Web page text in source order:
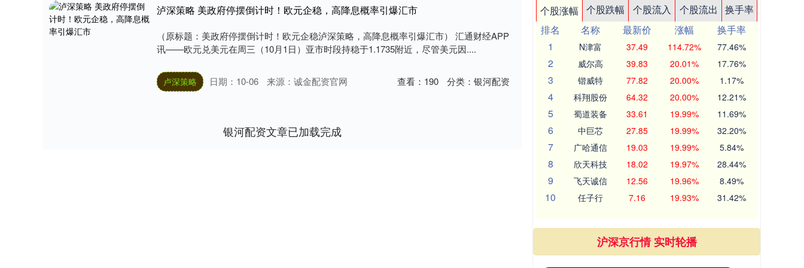
泸深策略 美政府停摆倒计时！欧元企稳，高降息概率引爆汇市
（原标题：美政府停摆倒计时！欧元企稳泸深策略，高降息概率引爆汇市） 汇通财经APP
讯——欧元兑美元在周三（10月1日）亚市时段持稳于1.1735附近，尽管美元因....
卢深策略 日期：10-06 来源：诚金配资官网 查看： 190 分类： 银河配资
银河配资文章已加载完成
个股涨幅 个股跌幅 个股流入 个股流出
换手率
排名
名称 最新价 涨幅
换手率
1
N津富 37.49 114.72% 77.46%
2 威尔高 39.83 20.01% 17.76%
3 锴威特 77.82 20.00% 1.17%
4 科翔股份 64.32 20.00% 12.21%
5 蜀道装备 33.61 19.99% 11.69%
6 中巨芯 27.85 19.99% 32.20%
7 广哈通信 19.03 19.99% 5.84%
8 欣天科技 18.02 19.97% 28.44%
9 飞天诚信 12.56 19.96% 8.49%
10 任子行 7.16 19.93% 31.42%
沪深京行情 实时轮播